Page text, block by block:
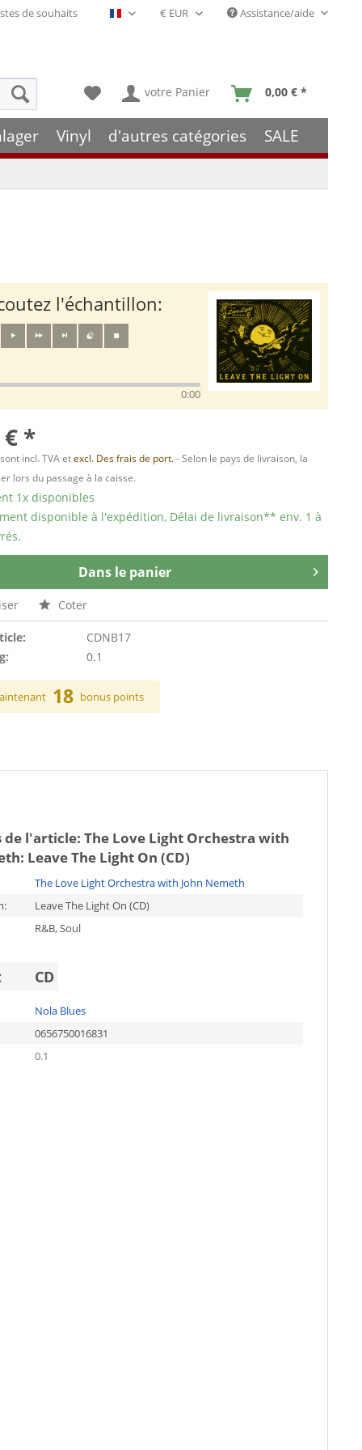
de souhaits Français- FR Assistance/aide
votre Panier 0,00 € *
Vinyl d'autres catégories SALE
l'échantillon:
0:00
€ *
incl. TVA etexcl. Des frais de port.- Selon le pays de livraison, la
lors du passage à la caisse.
1x disponibles
disponible à l'expédition, Délai de livraison** env. 1 à
Dans le panier
Coter
CDNB17
0.1
18 bonus points
de l'article: The Love Light Orchestra with
Leave The Light On (CD)
The Love Light Orchestra with John Nemeth
Leave The Light On (CD)
R&B, Soul
CD
Nola Blues
0656750016831
0.1